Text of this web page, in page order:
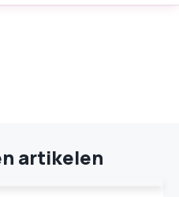
artikelen